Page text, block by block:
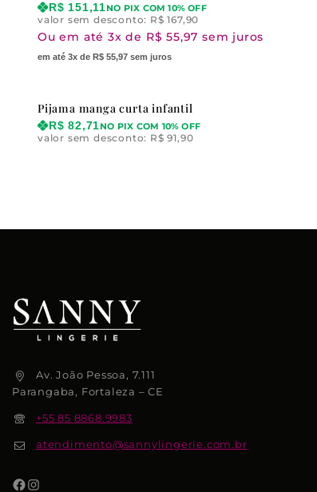
R$ 151,11NO PIX COM 10% OFF
valor sem desconto: R$ 167,90
Ou em até 3x de R$ 55,97 sem juros
em até 3x de R$ 55,97 sem juros
Pijama manga curta infantil
R$ 82,71NO PIX COM 10% OFF
valor sem desconto: R$ 91,90
Av. João Pessoa, 7.111
Parangaba, Fortaleza – CE
+55 85 8868.9983
atendimento@sannylingerie.com.br